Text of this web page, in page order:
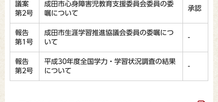
議案
第2号
成田市心身障害児教育支援委員会委員の委
嘱について
承認
報告
第1号
成田市生涯学習推進協議会委員の委嘱につ
いて
-
報告
第2号
平成30年度全国学力・学習状況調査の結果
について
-